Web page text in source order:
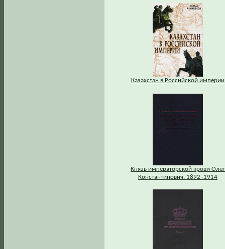
Казахстан в Российской империи
Князь императорской крови Олег
Константинович. 1892–1914